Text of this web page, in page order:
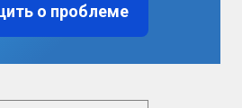
о проблеме